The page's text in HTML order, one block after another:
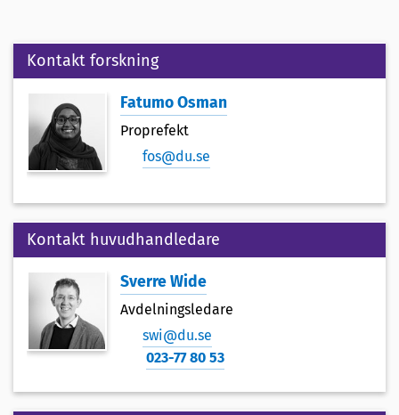
Kontakt forskning
Fatumo Osman
Proprefekt
fos@du.se
Kontakt huvudhandledare
Sverre Wide
Avdelningsledare
swi@du.se
023-77 80 53